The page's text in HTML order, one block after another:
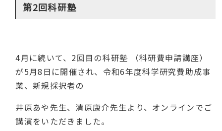
第2回科研塾
4月に続いて、 2回目の科研塾 （科研費申請講座）
が5月8 日に開催され、令和6年度科学研究費助成事
業、新規採択者の
井原あや先生、清原康介先生より、オンラインでご
講演をいただきました。